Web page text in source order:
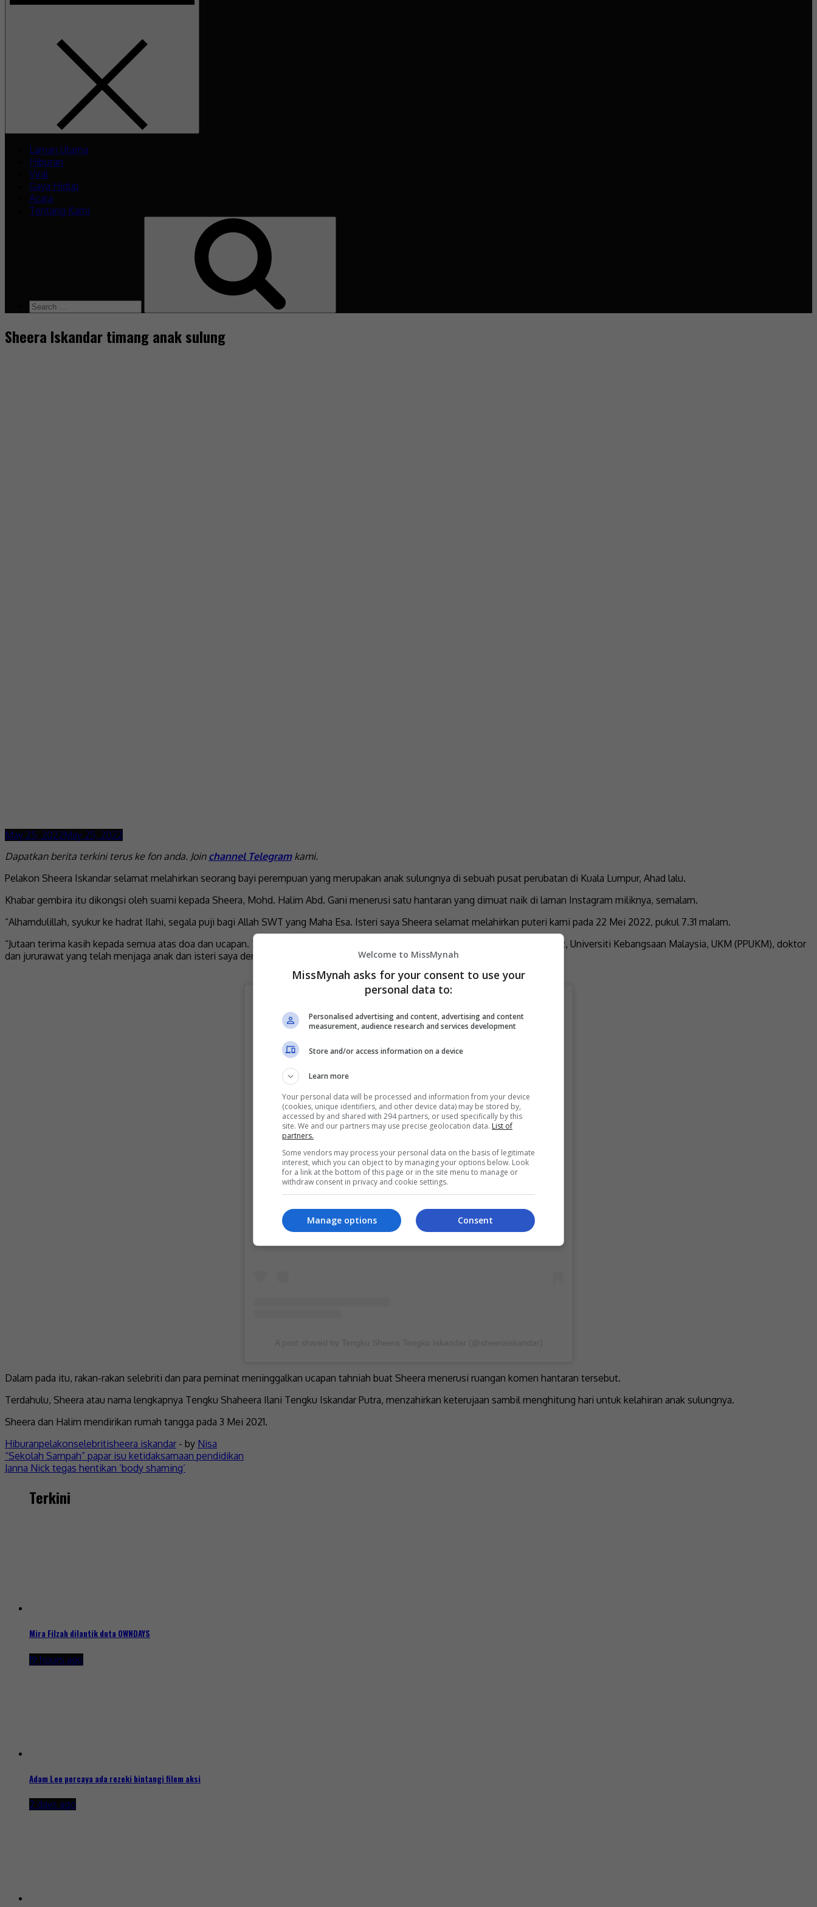
Laman Utama
Hiburan
Viral
Gaya Hidup
Acara
Tentang Kami
Sheera Iskandar timang anak sulung
May 25, 2022May 25, 2022
Dapatkan berita terkini terus ke fon anda. Join channel Telegramkami.
Pelakon Sheera Iskandar selamat melahirkan seorang bayi perempuan yang merupakan anak sulungnya di sebuah pusat perubatan di Kuala Lumpur, Ahad lalu.
Khabar gembira itu dikongsi oleh suami kepada Sheera, Mohd. Halim Abd. Gani menerusi satu hantaran yang dimuat naik di laman Instagram miliknya, semalam.
“Alhamdulillah, syukur ke hadrat Ilahi, segala puji bagi Allah SWT yang Maha Esa. Isteri saya Sheera selamat melahirkan puteri kami pada 22 Mei 2022, pukul 7.31 malam.
“Jutaan terima kasih kepada semua atas doa dan ucapan. Terima kasih juga buat para petugas di Hospital Canselor Tuanku Muhriz, Universiti Kebangsaan Malaysia, UKM (PPUKM), doktor
dan jururawat yang telah menjaga anak dan isteri saya dengan baik,” tulisnya.
View this post on Instagram
Dalam pada itu, rakan-rakan selebriti dan para peminat meninggalkan ucapan tahniah buat Sheera menerusi ruangan komen hantaran tersebut.
Terdahulu, Sheera atau nama lengkapnya Tengku Shaheera Ilani Tengku Iskandar Putra, menzahirkan keterujaan sambil menghitung hari untuk kelahiran anak sulungnya.
Sheera dan Halim mendirikan rumah tangga pada 3 Mei 2021.
Hiburanpelakonselebritisheera iskandar - by Nisa
“Sekolah Sampah” papar isu ketidaksamaan pendidikan
Janna Nick tegas hentikan ‘body shaming’
Terkini
Mira Filzah dilantik duta OWNDAYS
19 hours ago
Adam Lee percaya ada rezeki bintangi filem aksi
2 days ago
Welcome to MissMynah
MissMynah asks for your consent to use your
personal data to:
Personalised advertising and content, advertising and content
measurement, audience research and services development
Store and/or access information on a device
Learn more
Your personal data will be processed and information from your device
(cookies, unique identifiers, and other device data) may be stored by,
accessed by and shared with 294 partners, or used specifically by this
site. We and our partners may use precise geolocation data. List of
partners.
Some vendors may process your personal data on the basis of legitimate
interest, which you can object to by managing your options below. Look
for a link at the bottom of this page or in the site menu to manage or
withdraw consent in privacy and cookie settings.
Consent
Manage options